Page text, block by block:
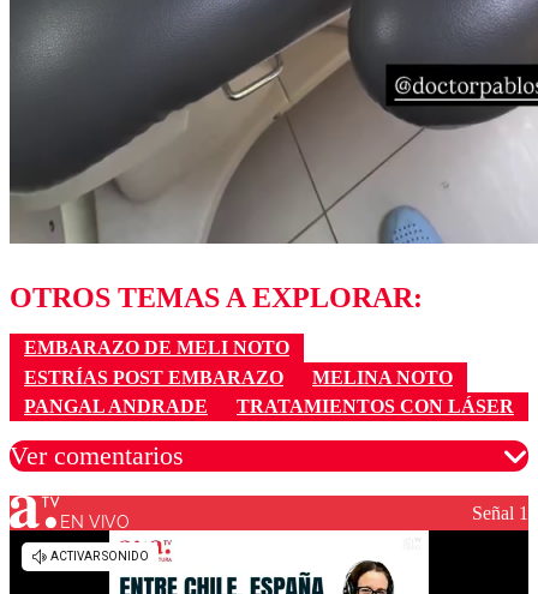
OTROS TEMAS A EXPLORAR:
EMBARAZO DE MELI NOTO
ESTRÍAS POST EMBARAZO
MELINA NOTO
PANGAL ANDRADE
TRATAMIENTOS CON LÁSER
Ver comentarios
Los comentarios son moderados para garantizar un
EN VIVO Señal 1